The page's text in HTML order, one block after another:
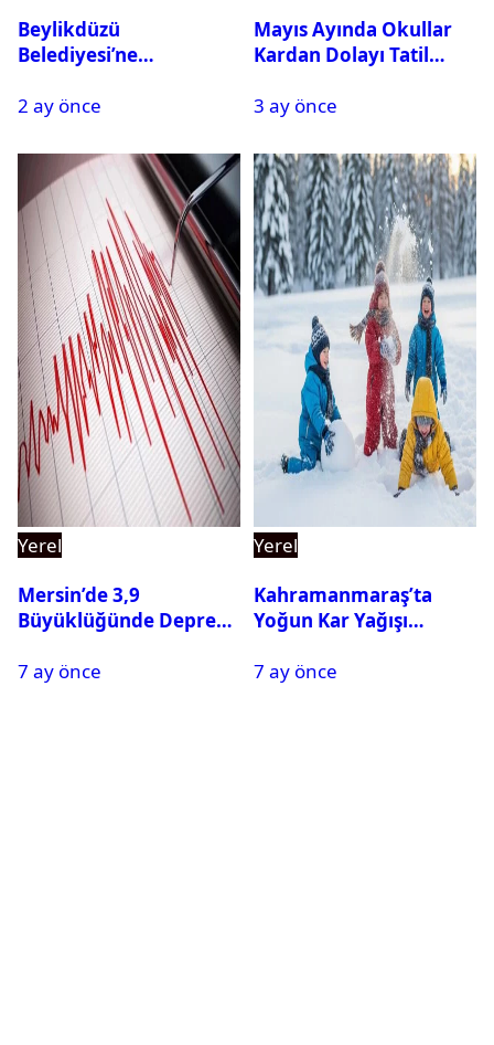
Beylikdüzü
Belediyesi’ne
Gözaltına Alındı
2 ay önce
Mayıs Ayında Okullar
Kardan Dolayı Tatil
3 ay önce
Yerel
Mersin’de 3,9
Büyüklüğünde Deprem
7 ay önce
Yerel
Kahramanmaraş’ta
Yoğun Kar Yağışı
Tatil
7 ay önce